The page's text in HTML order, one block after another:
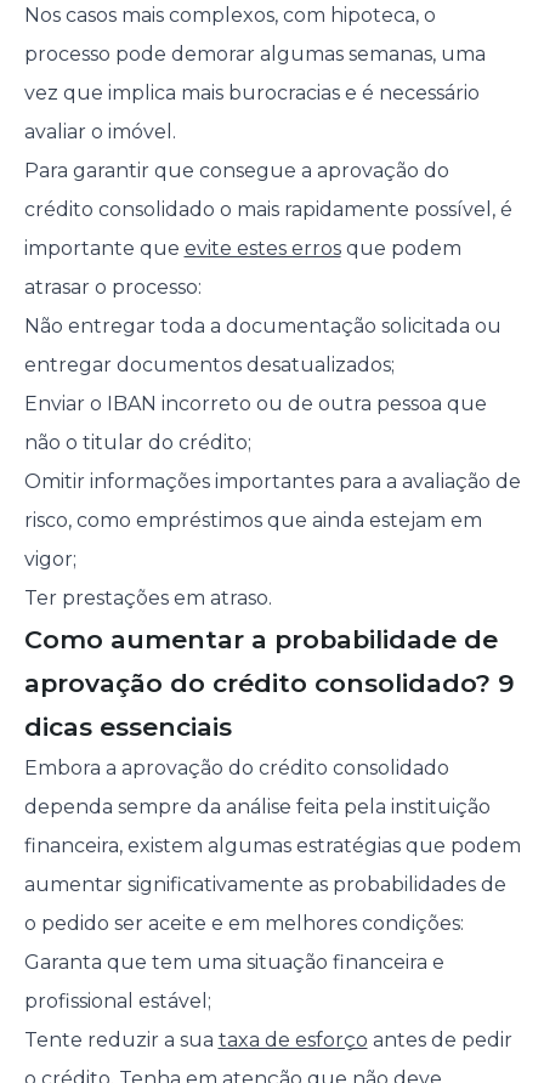
Nos casos mais complexos, com hipoteca, o
processo pode demorar algumas semanas, uma
vez que implica mais burocracias e é necessário
avaliar o imóvel.
Para garantir que consegue a aprovação do
crédito consolidado o mais rapidamente possível, é
importante que evite estes errosque podem
atrasar o processo:
Não entregar toda a documentação solicitada ou
entregar documentos desatualizados;
Enviar o IBAN incorreto ou de outra pessoa que
não o titular do crédito;
Omitir informações importantes para a avaliação de
risco, como empréstimos que ainda estejam em
vigor;
Ter prestações em atraso.
Como aumentar a probabilidade de
aprovação do crédito consolidado? 9
dicas essenciais
Embora a aprovação do crédito consolidado
dependa sempre da análise feita pela instituição
financeira, existem algumas estratégias que podem
aumentar significativamente as probabilidades de
o pedido ser aceite e em melhores condições:
Garanta que tem uma situação financeira e
profissional estável;
Tente reduzir a sua taxa de esforço antes de pedir